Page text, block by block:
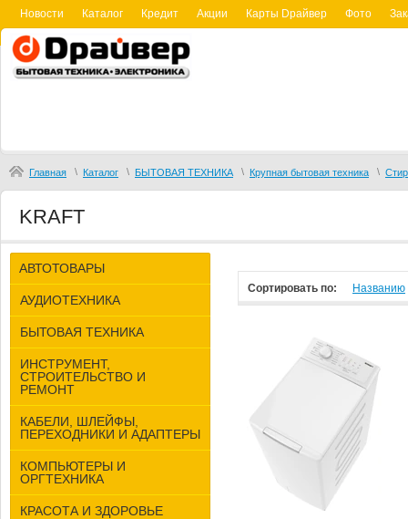
Новости Каталог Кредит Акции Карты Dрайвер Фото
Главная \ Каталог \ БЫТОВАЯ ТЕХНИКА \ Крупная бытовая техника \
KRAFT
АВТОТОВАРЫ
АУДИОТЕХНИКА
БЫТОВАЯ ТЕХНИКА
ИНСТРУМЕНТ,
СТРОИТЕЛЬСТВО И
РЕМОНТ
КАБЕЛИ, ШЛЕЙФЫ,
ПЕРЕХОДНИКИ И АДАПТЕРЫ
КОМПЬЮТЕРЫ И
ОРГТЕХНИКА
КРАСОТА И ЗДОРОВЬЕ
Сортировать по: Названию